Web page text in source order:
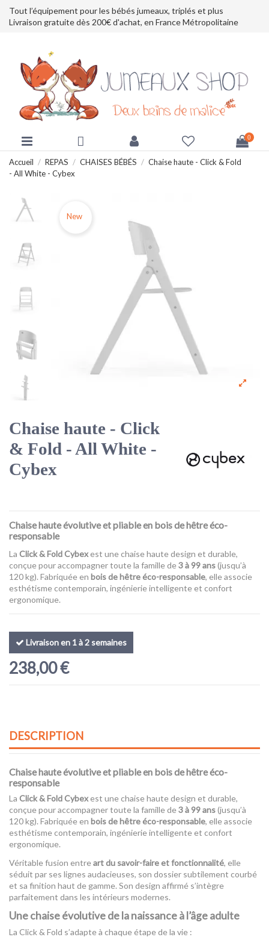
Tout l’équipement pour les bébés jumeaux, triplés et plus
Livraison gratuite dès 200€ d'achat, en France Métropolitaine
0
Accueil REPAS CHAISES BÉBÉS
Chaise haute - Click & Fold
- All White - Cybex
New
Chaise haute - Click
& Fold - All White -
Cybex
Chaise haute évolutive et pliable en bois de hêtre éco-
responsable
La Click & Fold Cybexest une chaise haute design et durable,
conçue pour accompagner toute la famille de3 à 99 ans(jusqu’à
120 kg). Fabriquée en bois de hêtre éco-responsable, elle associe
esthétisme contemporain, ingénierie intelligente et confort
ergonomique.
Livraison en 1 à 2 semaines
238,00 €
DESCRIPTION
Chaise haute évolutive et pliable en bois de hêtre éco-
responsable
La Click & Fold Cybexest une chaise haute design et durable,
conçue pour accompagner toute la famille de3 à 99 ans(jusqu’à
120 kg). Fabriquée en bois de hêtre éco-responsable, elle associe
esthétisme contemporain, ingénierie intelligente et confort
ergonomique.
Véritable fusion entreart du savoir-faire et fonctionnalité, elle
séduit par ses lignes audacieuses, son dossier subtilement courbé
et sa finition haut de gamme. Son design affirmé s’intègre
parfaitement dans les intérieurs modernes.
Une chaise évolutive de la naissance à l’âge adulte
La Click & Fold s’adapte à chaque étape de la vie :